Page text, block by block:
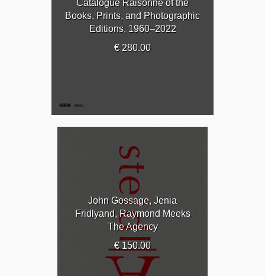
Catalogue Raisonné of the
Books, Prints, and Photographic
Editions, 1960–2022
€ 280.00
John Gossage, Jenia
Fridlyand, Raymond Meeks
The Agency
€ 150.00